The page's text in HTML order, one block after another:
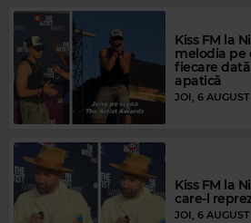
Magic FM
ELTON JOHN & KIKI DEE DON'T GO
Kiss FM la
melodia pe
fiecare
apatică
JOI, 6
Kiss FM la
care-l
JOI, 6